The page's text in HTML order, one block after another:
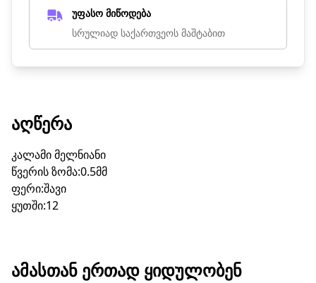
უფასო მიწოდება
სრულიად საქართვეოს მაშტაბით
ᲐᲦᲬᲔᲠᲐ
კალამი მელნიანი
წვერის ზომა:0.5მმ
ფერი:შავი
ყუთში:12
ᲐᲛᲐᲡᲗᲐᲜ ᲔᲠᲗᲐᲓ ᲧᲘᲓᲣᲚᲝᲑᲔᲜ